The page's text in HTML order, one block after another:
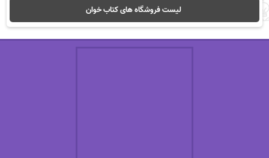
لیست فروشگاه های کتاب خوان